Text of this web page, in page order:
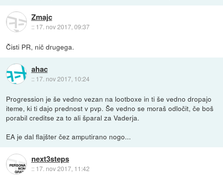
Zmajc
:: 17. nov 2017, 09:37
Čisti PR, nič drugega.
ahac
:: 17. nov 2017, 10:24
Progression je še vedno vezan na lootboxe in ti še vedno dropajo
iteme, ki ti dajo prednost v pvp. Še vedno se moraš odločit, če boš
porabil creditse za to ali šparal za Vaderja.
EA je dal flajšter čez amputirano nogo...
next3steps
:: 17. nov 2017, 11:42